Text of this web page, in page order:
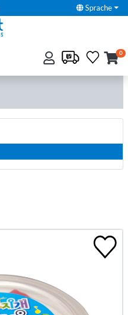
Sprache
0